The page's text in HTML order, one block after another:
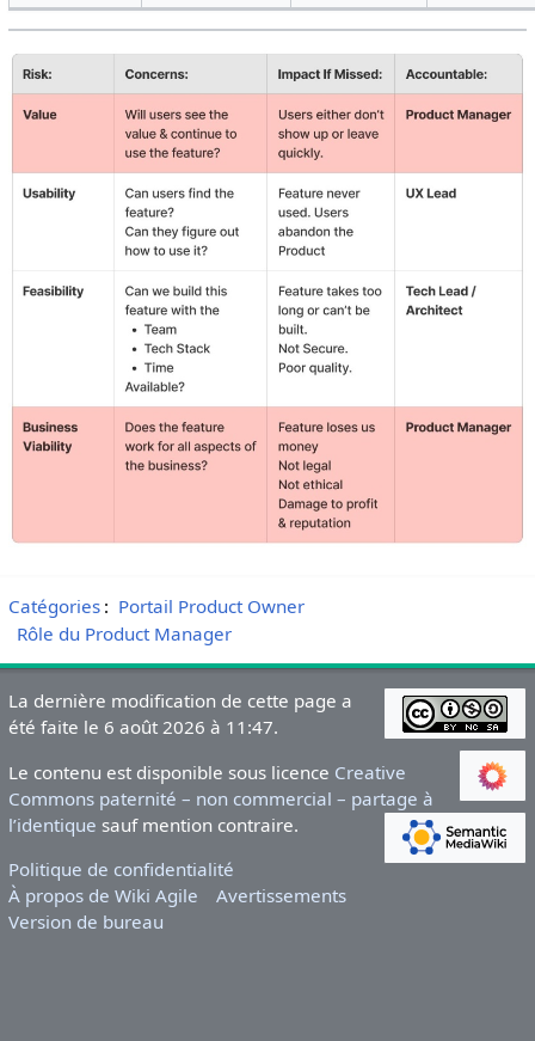
Catégories: Portail Product Owner
Rôle du Product Manager
La dernière modification de cette page a
été faite le 6 août 2026 à 11:47.
Le contenu est disponible sous licence Creative
Commons paternité – non commercial – partage à
l’identique sauf mention contraire.
Politique de confidentialité
À propos de Wiki Agile
Avertissements
Version de bureau